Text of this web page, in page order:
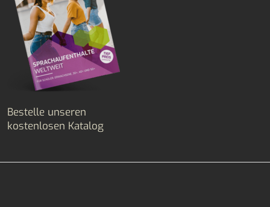
Bestelle unseren
kostenlosen Katalog